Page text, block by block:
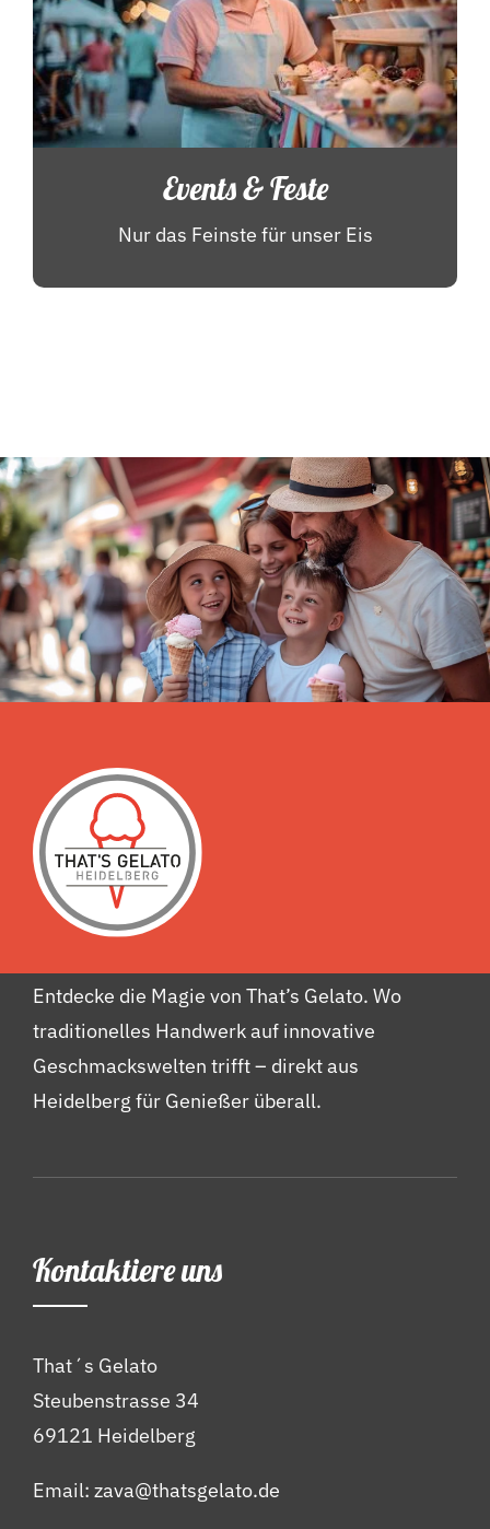
Events & Feste
Nur das Feinste für unser Eis
Entdecke die Magie von That’s Gelato. Wo
traditionelles Handwerk auf innovative
Geschmackswelten trifft – direkt aus
Heidelberg für Genießer überall.
Kontaktiere uns
That´s Gelato
Steubenstrasse 34
69121 Heidelberg
Email: zava@thatsgelato.de